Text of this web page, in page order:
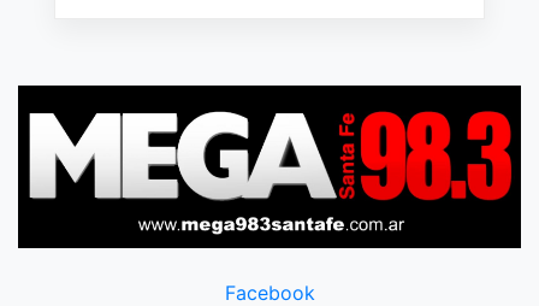
Facebook